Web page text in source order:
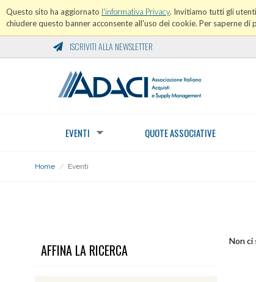
Questo sito ha aggiornato l'informativa Privacy. Invitiamo tutti gli
chiudere questo banner acconsente all'uso dei cookie. Per saperne
ISCRIVITI ALLA NEWSLETTER
EVENTI QUOTE ASSOCIATIVE
Home / Eventi
AFFINA LA RICERCA
Non ci